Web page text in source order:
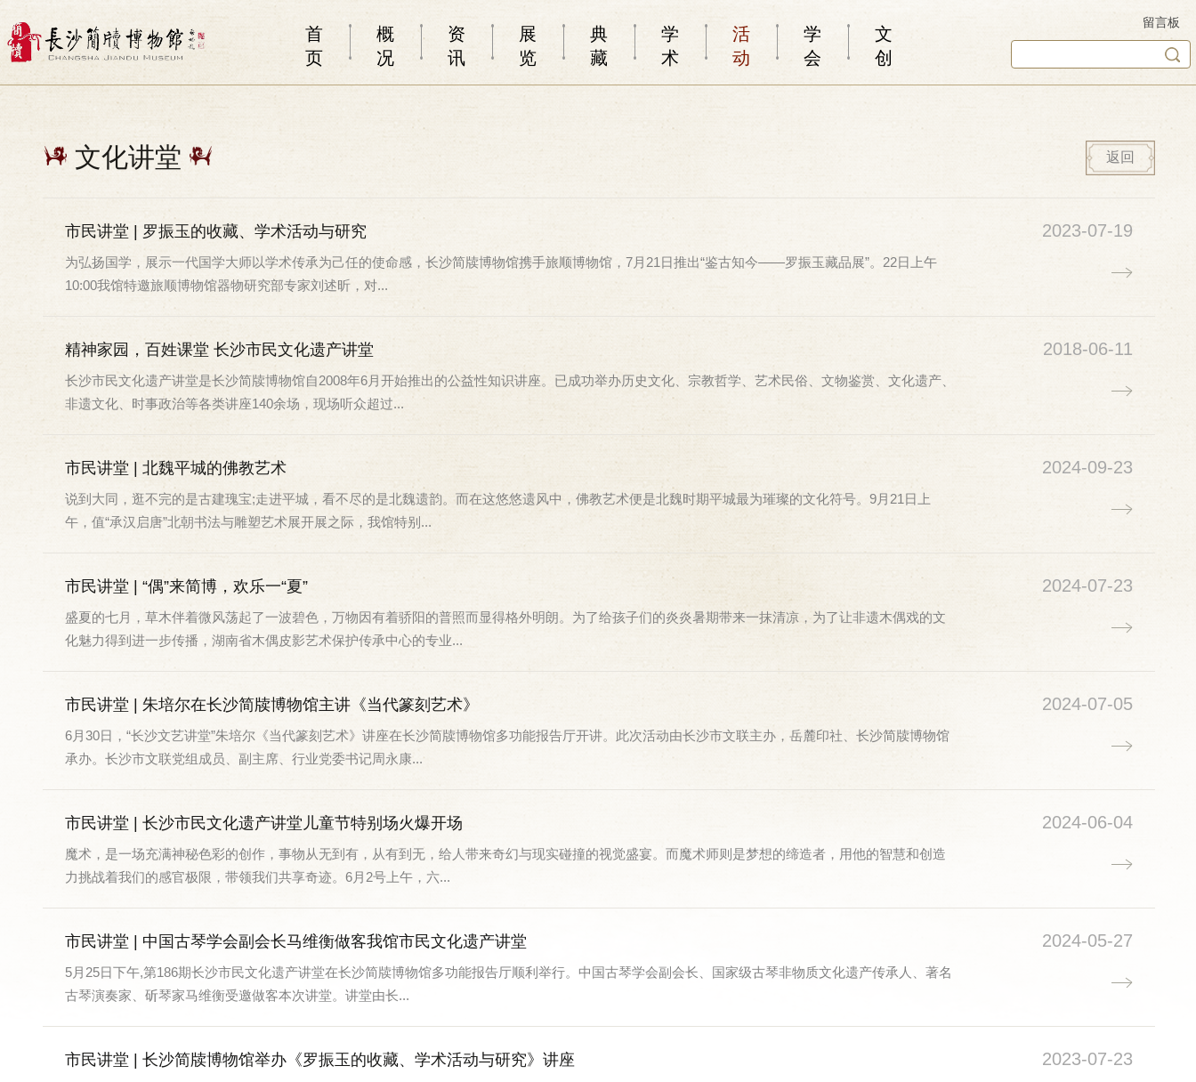
首
页
概
况
资
讯
展
览
典
藏
学
术
活
动
学
会
文
创
留言板
文化讲堂 返回
市民讲堂 | 罗振玉的收藏、学术活动与研究
为弘扬国学，展示一代国学大师以学术传承为己任的使命感，长沙简牍博物馆携手旅顺博物馆，7月21日推出“鉴古知今——罗振玉藏品展”。22日上午
10:00我馆特邀旅顺博物馆器物研究部专家刘述昕，对...
2023-07-19
精神家园，百姓课堂 长沙市民文化遗产讲堂
长沙市民文化遗产讲堂是长沙简牍博物馆自2008年6月开始推出的公益性知识讲座。已成功举办历史文化、宗教哲学、艺术民俗、文物鉴赏、文化遗产、
非遗文化、时事政治等各类讲座140余场，现场听众超过...
2018-06-11
市民讲堂 | 北魏平城的佛教艺术
说到大同，逛不完的是古建瑰宝;走进平城，看不尽的是北魏遗韵。而在这悠悠遗风中，佛教艺术便是北魏时期平城最为璀璨的文化符号。9月21日上
午，值“承汉启唐”北朝书法与雕塑艺术展开展之际，我馆特别...
2024-09-23
市民讲堂 | “偶”来简博，欢乐一“夏”
盛夏的七月，草木伴着微风荡起了一波碧色，万物因有着骄阳的普照而显得格外明朗。为了给孩子们的炎炎暑期带来一抹清凉，为了让非遗木偶戏的文
化魅力得到进一步传播，湖南省木偶皮影艺术保护传承中心的专业...
2024-07-23
市民讲堂 | 朱培尔在长沙简牍博物馆主讲《当代篆刻艺术》
6月30日，“长沙文艺讲堂”朱培尔《当代篆刻艺术》讲座在长沙简牍博物馆多功能报告厅开讲。此次活动由长沙市文联主办，岳麓印社、长沙简牍博物馆
承办。长沙市文联党组成员、副主席、行业党委书记周永康...
2024-07-05
市民讲堂 | 长沙市民文化遗产讲堂儿童节特别场火爆开场
魔术，是一场充满神秘色彩的创作，事物从无到有，从有到无，给人带来奇幻与现实碰撞的视觉盛宴。而魔术师则是梦想的缔造者，用他的智慧和创造
力挑战着我们的感官极限，带领我们共享奇迹。6月2号上午，六...
2024-06-04
市民讲堂 | 中国古琴学会副会长马维衡做客我馆市民文化遗产讲堂
5月25日下午,第186期长沙市民文化遗产讲堂在长沙简牍博物馆多功能报告厅顺利举行。中国古琴学会副会长、国家级古琴非物质文化遗产传承人、著名
古琴演奏家、斫琴家马维衡受邀做客本次讲堂。讲堂由长...
2024-05-27
市民讲堂 | 长沙简牍博物馆举办《罗振玉的收藏、学术活动与研究》讲座 2023-07-23